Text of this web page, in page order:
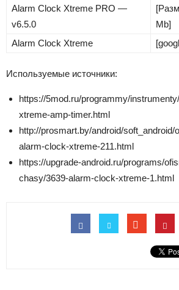
Alarm Clock Xtreme PRO —
v6.5.0
Mb]
Alarm Clock Xtreme
Используемые источники:
https://5mod.ru/programmy/
xtreme-amp-timer.html
http://prosmart.by/android/soft_android/
alarm-clock-xtreme-211.html
https://upgrade-android.ru/programs/
chasy/3639-alarm-clock-xtreme-1.html